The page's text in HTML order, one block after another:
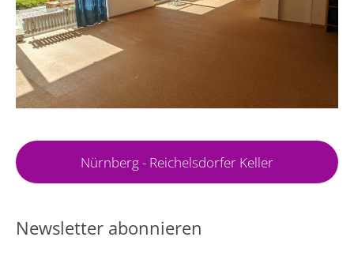
Nürnberg - Reichelsdorfer Keller
Newsletter abonnieren